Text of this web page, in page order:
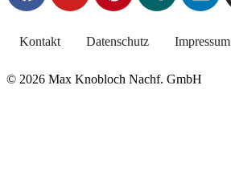
Kontakt Datenschutz Impressum
© 2026 Max Knobloch Nachf. GmbH